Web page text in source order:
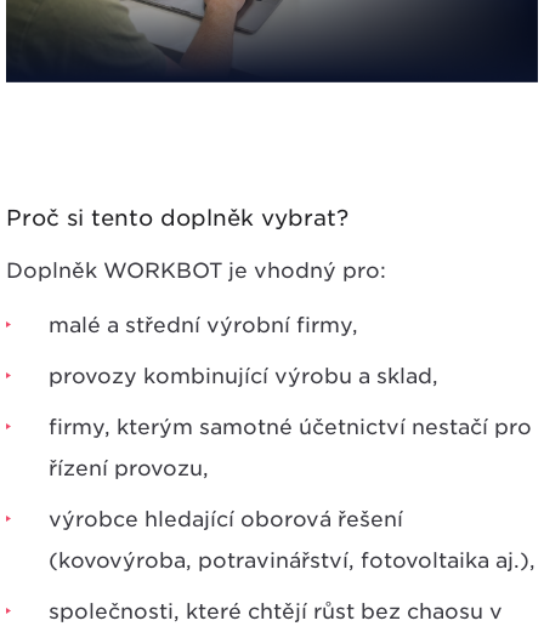
Proč si tento doplněk vybrat?
Doplněk WORKBOT je vhodný pro:
malé a střední výrobní firmy,
provozy kombinující výrobu a sklad ,
firmy, kterým samotné účetnictví nestačí pro
řízení provozu,
výrobce hledající oborová řešení
(kovovýroba, potravinářství, fotovoltaika aj.),
společnosti, které chtějí růst bez chaosu v